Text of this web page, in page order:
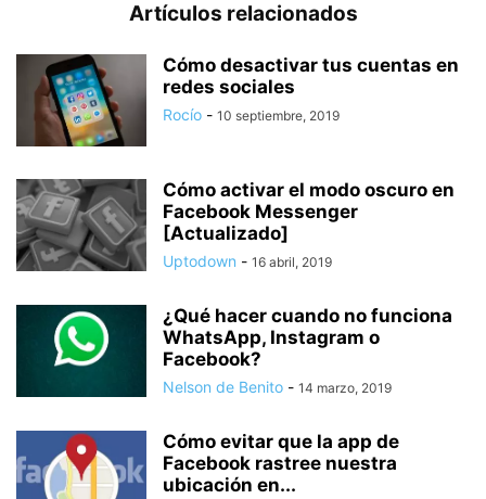
Artículos relacionados
Cómo desactivar tus cuentas en
redes sociales
Rocío - 10 septiembre, 2019
Cómo activar el modo oscuro en
Facebook Messenger
[Actualizado]
Uptodown - 16 abril, 2019
¿Qué hacer cuando no funciona
WhatsApp, Instagram o
Facebook?
Nelson de Benito - 14 marzo, 2019
Cómo evitar que la app de
Facebook rastree nuestra
ubicación en...